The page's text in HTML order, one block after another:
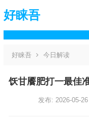
好睐吾
好睐吾 今日解读
饫甘餍肥打一最佳
发布: 2026-05-